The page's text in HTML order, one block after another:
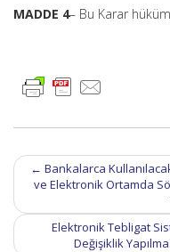
MADDE 4– Bu Karar
Post
navigation
← Bankalarca
ve Elektronik Ortamda
Elektronik Tebligat
Değişiklik